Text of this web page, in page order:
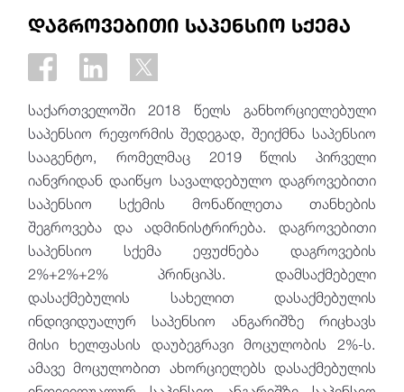
არასაბანკო ზედამხედველობა
ზედამხედველობა
ინფრასტრუქტურა და შუამავლები
საინვესტიციო ფონდები
დაგროვებითი საპენსიო სქემა
საპენსიო სააგენტოს აქტივების
მმართველი კომპანიები და
სპეციალიზებული დეპოზიტარები
საჯარო კომპანიები და საჯარო ფასიანი
ქაღალდები
მარეგულირებელი ჩარჩო
დაგროვებითი საპენსიო სქემა
საქართველოში 2018 წელს განხორციელებული
საპენსიო რეფორმის შედეგად, შეიქმნა საპენსიო
სააგენტო, რომელმაც 2019 წლის პირველი
იანვრიდან დაიწყო სავალდებულო დაგროვებითი
საპენსიო სქემის მონაწილეთა თანხების
შეგროვება და ადმინისტრირება. დაგროვებითი
საპენსიო სქემა ეფუძნება დაგროვების
2%+2%+2% პრინციპს. დამსაქმებელი
დასაქმებულის სახელით დასაქმებულის
ინდივიდუალურ საპენსიო ანგარიშზე რიცხავს
მისი ხელფასის დაუბეგრავი მოცულობის 2%-ს.
ამავე მოცულობით ახორციელებს დასაქმებულის